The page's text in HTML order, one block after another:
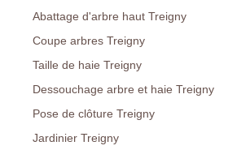
Abattage d'arbre haut Treigny
Coupe arbres Treigny
Taille de haie Treigny
Dessouchage arbre et haie Treigny
Pose de clôture Treigny
Jardinier Treigny